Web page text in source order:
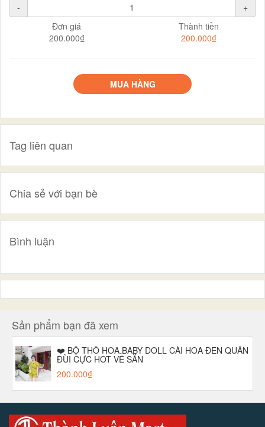
-
+
Đơn giá
200.000₫
Thành tiền
200.000₫
MUA HÀNG
Tag liên quan
Chia sẻ với bạn bè
Bình luận
Sản phẩm bạn đã xem
❤️ BỘ THÔ HOA BABY DOLL CÀI HOA ĐEN QUẦN
ĐÙI CỰC HOT VỀ SẴN
200.000₫